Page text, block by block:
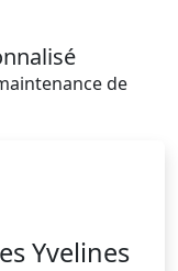
de
Yvelines